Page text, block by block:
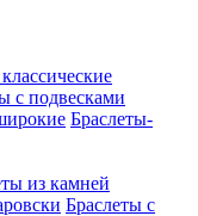
с подвесками
Браслеты-
из камней
Браслеты с